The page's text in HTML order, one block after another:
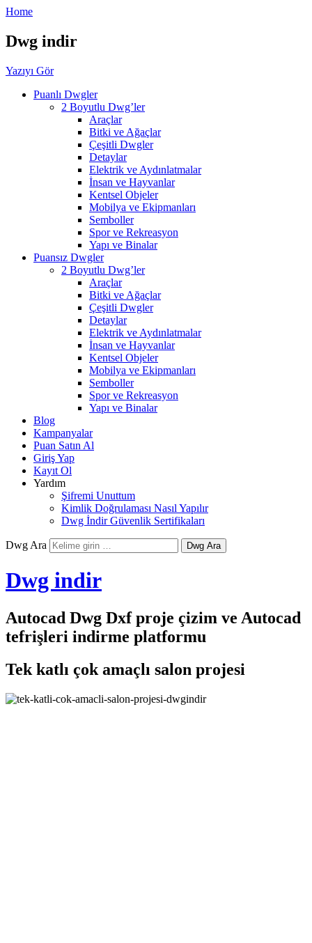
Home
Dwg indir
Yazıyı Gör
Puanlı Dwgler
2 Boyutlu Dwg’ler
Araçlar
Bitki ve Ağaçlar
Çeşitli Dwgler
Detaylar
Elektrik ve Aydınlatmalar
İnsan ve Hayvanlar
Kentsel Objeler
Mobilya ve Ekipmanları
Semboller
Spor ve Rekreasyon
Yapı ve Binalar
Puansız Dwgler
2 Boyutlu Dwg’ler
Araçlar
Bitki ve Ağaçlar
Çeşitli Dwgler
Detaylar
Elektrik ve Aydınlatmalar
İnsan ve Hayvanlar
Kentsel Objeler
Mobilya ve Ekipmanları
Semboller
Spor ve Rekreasyon
Yapı ve Binalar
Blog
Kampanyalar
Puan Satın Al
Giriş Yap
Kayıt Ol
Yardım
Şifremi Unuttum
Kimlik Doğrulaması Nasıl Yapılır
Dwg İndir Güvenlik Sertifikaları
Dwg Ara
Dwg indir
Autocad Dwg Dxf proje çizim ve Autocad
tefrişleri indirme platformu
Tek katlı çok amaçlı salon projesi